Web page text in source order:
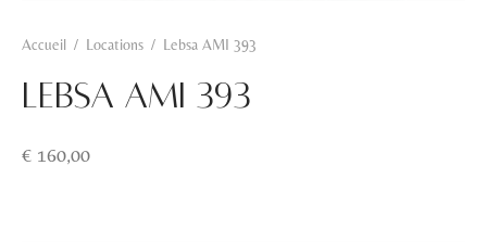
Accueil / Locations / Lebsa AMI 393
Lebsa AMI 393
€ 160,00